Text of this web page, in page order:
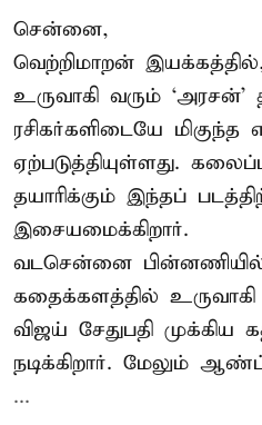
சென்னை,
வெற்றிமாறன்
உருவாகி வரும் ‘அரசன்’
ரசிகர்களிடையே மிகுந்த
ஏற்படுத்தியுள்ளது.
தயாரிக்கும் இந்தப்
இசையமைக்கிறார்.
வடசென்னை
கதைக்களத்தில்
விஜய் சேதுபதி முக்கிய
நடிக்கிறார். மேலும்
...